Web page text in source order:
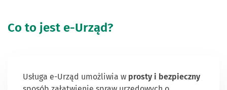
Co to jest e-Urząd?
Usługa e-Urząd umożliwia w prosty i bezpieczny